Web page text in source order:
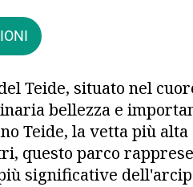
Teide, situato nel
bellezza e
Teide, la vetta più alta
questo parco
significative